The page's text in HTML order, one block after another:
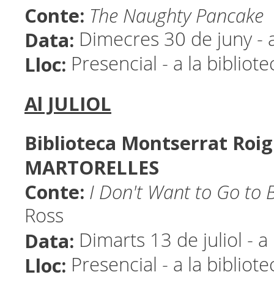
Conte: The Naughty Pancake
Data: Dimecres 30 de juny -
Lloc: Presencial - a la
Al JULIOL
Biblioteca Montserrat
MARTORELLES
Conte: I Don't Want to Go to
Ross
Data: Dimarts 13 de juliol -
Lloc: Presencial - a la